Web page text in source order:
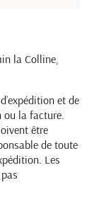
la Colline,
et de
ou la facture.
être
de toute
Les